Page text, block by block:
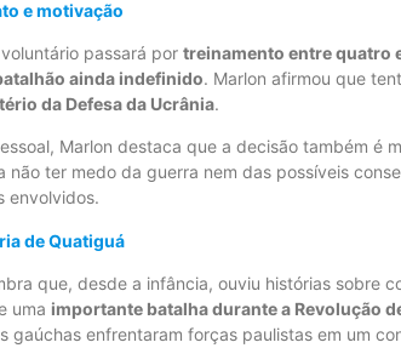
e motivação
passará por treinamento entre quatro
ainda indefinido. Marlon afirmou que
da Defesa da Ucrânia.
Marlon destaca que a decisão também é
não ter medo da guerra nem das possíveis
envolvidos.
de Quatiguá
que, desde a infância, ouviu histórias sobre
uma importante batalha durante a Revolução
gaúchas enfrentaram forças paulistas em um